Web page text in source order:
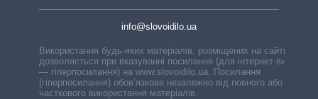
info@slovoidilo.ua
Використання будь-яких матеріалів, розміщених на сайті,
дозволяється при вказуванні посилання (для інтернет-видань
— гіперпосилання) на www.slovoidilo.ua. Посилання
(гіперпосилання) обов’язкове незалежно від повного або
часткового використання матеріалів.